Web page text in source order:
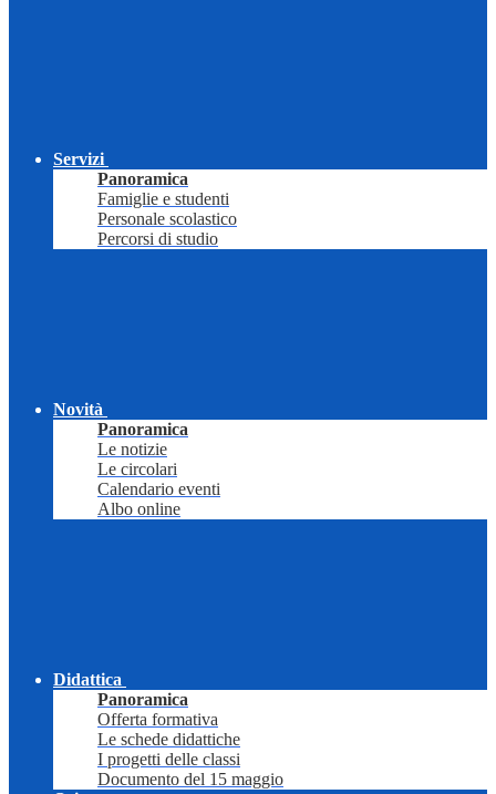
Servizi
Panoramica
Famiglie e studenti
Personale scolastico
Percorsi di studio
Novità
Panoramica
Le notizie
Le circolari
Calendario eventi
Albo online
Didattica
Panoramica
Offerta formativa
Le schede didattiche
I progetti delle classi
Documento del 15 maggio